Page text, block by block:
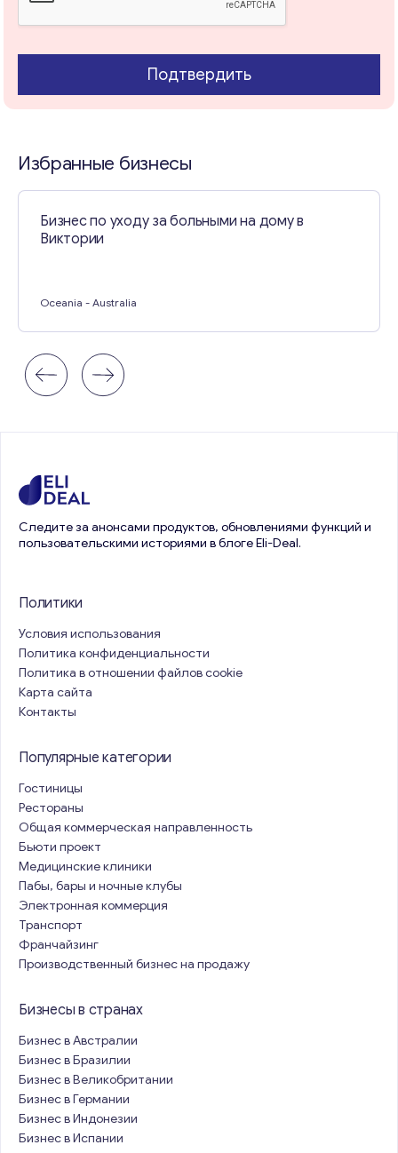
Свяжитесь со мной
Подтвердить
Избранные бизнесы
Бизнес по уходу за больными на дому в
Виктории
Oceania - Australia
Следите за анонсами продуктов, обновлениями функций и
пользовательскими историями в блоге Eli-Deal.
Политики
Условия использования
Политика конфиденциальности
Политика в отношении файлов cookie
Карта сайта
Контакты
Популярные категории
Гостиницы
Рестораны
Общая коммерческая направленность
Бьюти проект
Медицинские клиники
Пабы, бары и ночные клубы
Электронная коммерция
Транспорт
Франчайзинг
Производственный бизнес на продажу
Бизнесы в странах
Бизнес в Австралии
Бизнес в Бразилии
Бизнес в Великобритании
Бизнес в Германии
Бизнес в Индонезии
Бизнес в Испании